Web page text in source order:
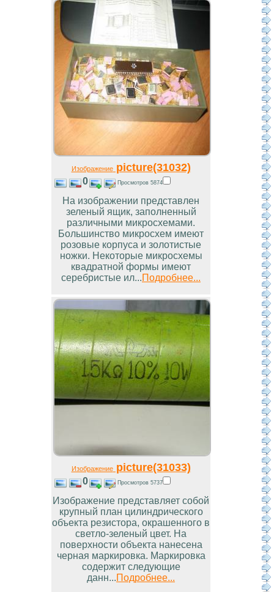
Изображениеpicture(31032)
0 Просмотров 5874
На изображении представлен
зеленый ящик, заполненный
различными микросхемами.
Большинство микросхем имеют
розовые корпуса и золотистые
ножки. Некоторые микросхемы
квадратной формы имеют
серебристые ил...Подробнее...
Изображениеpicture(31033)
0 Просмотров 5737
Изображение представляет собой
крупный план цилиндрического
объекта резистора, окрашенного в
светло-зеленый цвет. На
поверхности объекта нанесена
черная маркировка. Маркировка
содержит следующие
данн...Подробнее...